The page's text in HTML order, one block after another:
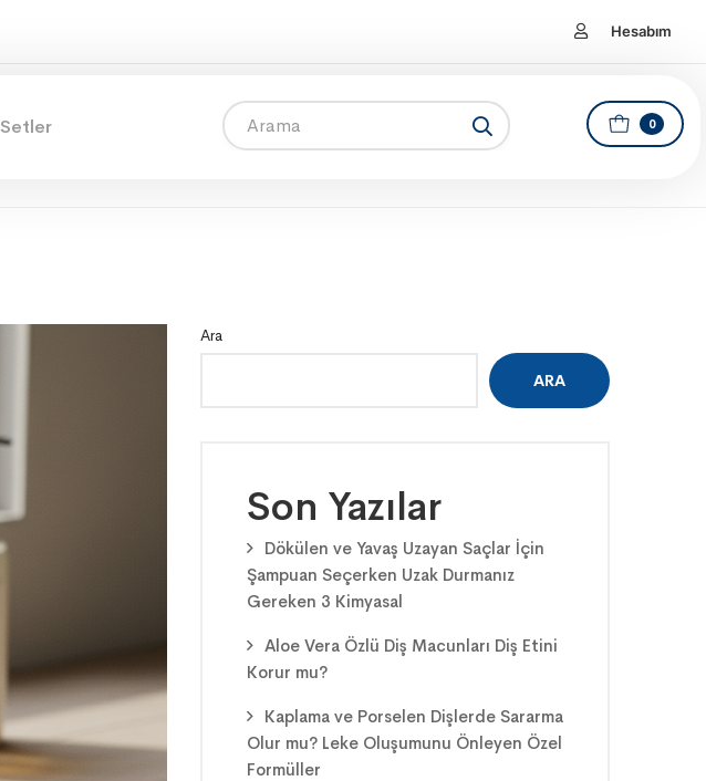
Hesabım
0
Setler
Ara
ARA
Son Yazılar
Dökülen ve Yavaş Uzayan Saçlar İçin
Şampuan Seçerken Uzak Durmanız
Gereken 3 Kimyasal
Aloe Vera Özlü Diş Macunları Diş Etini
Korur mu?
Kaplama ve Porselen Dişlerde Sararma
Olur mu? Leke Oluşumunu Önleyen Özel
Formüller